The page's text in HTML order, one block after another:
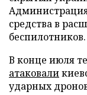
средства в
беспилотников.
В конце июля
атаковали
ударных